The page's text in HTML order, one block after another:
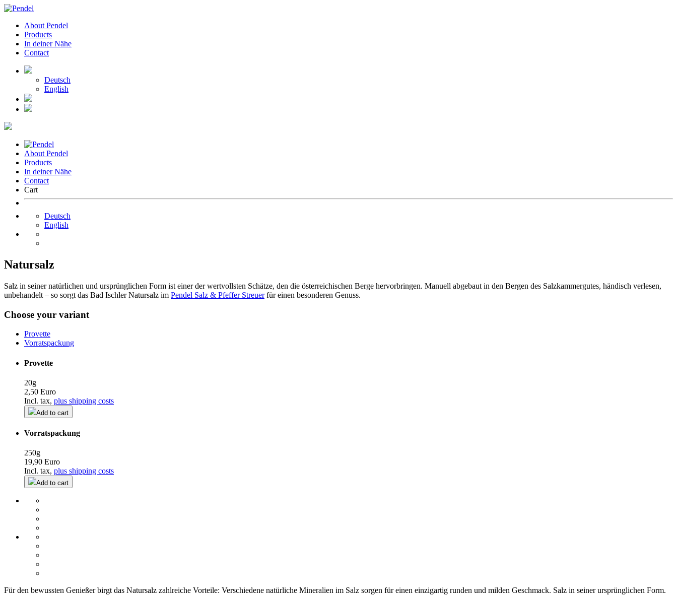
About Pendel
Products
In deiner Nähe
Contact
Deutsch
English
About Pendel
Products
In deiner Nähe
Contact
Cart
Deutsch
English
Natursalz
Salz in seiner natürlichen und ursprünglichen Form ist einer der wertvollsten Schätze, den die österreichischen Berge hervorbringen. Manuell abgebaut in den Bergen des Salzkammergutes, händisch verlesen,
unbehandelt – so sorgt das Bad Ischler Natursalz im Pendel Salz & Pfeffer Streuerfür einen besonderen Genuss.
Choose your variant
Provette
Vorratspackung
Provette
20g
2,50 Euro
Incl. tax, plus shipping costs
Add to cart
Vorratspackung
250g
19,90 Euro
Incl. tax, plus shipping costs
Add to cart
Für den bewussten Genießer birgt das Natursalz zahlreiche Vorteile: Verschiedene natürliche Mineralien im Salz sorgen für einen einzigartig runden und milden Geschmack. Salz in seiner ursprünglichen Form.